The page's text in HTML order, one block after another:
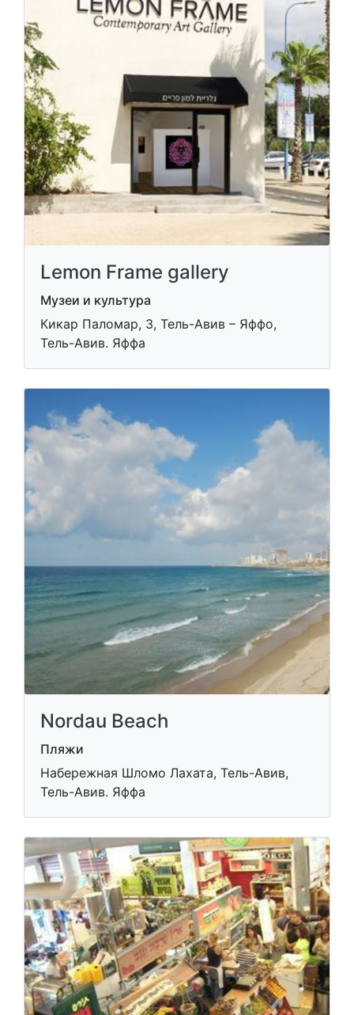
Lemon Frame gallery
Музеи и культура
Кикар Паломар, 3, Тель-Авив – Яффо,
Тель-Авив. Яффа
Nordau Beach
Пляжи
Набережная Шломо Лахата, Тель-Авив,
Тель-Авив. Яффа